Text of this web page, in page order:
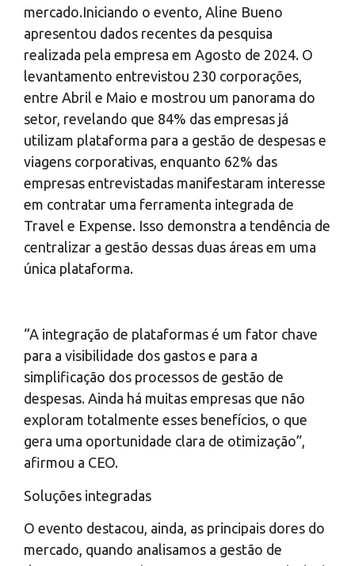
mercado.Iniciando o evento, Aline Bueno
apresentou dados recentes da pesquisa
realizada pela empresa em Agosto de 2024. O
levantamento entrevistou 230 corporações,
entre Abril e Maio e mostrou um panorama do
setor, revelando que 84% das empresas já
utilizam plataforma para a gestão de despesas e
viagens corporativas, enquanto 62% das
empresas entrevistadas manifestaram interesse
em contratar uma ferramenta integrada de
Travel e Expense. Isso demonstra a tendência de
centralizar a gestão dessas duas áreas em uma
única plataforma.
“A integração de plataformas é um fator chave
para a visibilidade dos gastos e para a
simplificação dos processos de gestão de
despesas. Ainda há muitas empresas que não
exploram totalmente esses benefícios, o que
gera uma oportunidade clara de otimização”,
afirmou a CEO.
Soluções integradas
O evento destacou, ainda, as principais dores do
mercado, quando analisamos a gestão de